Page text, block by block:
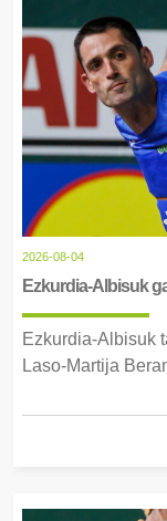
2026-08-04
Ezkurdia-Albisuk
Ezkurdia-Albisuk
Laso-Martija